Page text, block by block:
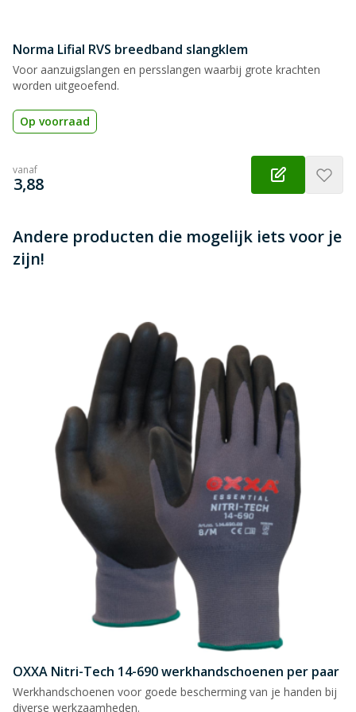
Beoordeling versturen
Norma Lifial RVS breedband slangklem
Voor aanzuigslangen en persslangen waarbij grote krachten
worden uitgeoefend.
Op voorraad
vanaf
€
3,88
Andere producten die mogelijk iets voor je
zijn!
OXXA Nitri-Tech 14-690 werkhandschoenen per paar
Werkhandschoenen voor goede bescherming van je handen bij
diverse werkzaamheden.